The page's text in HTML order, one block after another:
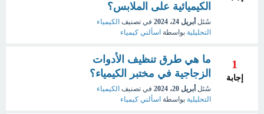
الكيميائية على الملابس؟
سُئل أبريل 24، 2024 في تصنيف الكيمياء
التحليلية بواسطة اسألني كيمياء
1
إجابة
ما هي طرق تنظيف الأدوات
الزجاجية في مختبر الكيمياء؟
سُئل أبريل 20، 2024 في تصنيف الكيمياء
التحليلية بواسطة اسألني كيمياء